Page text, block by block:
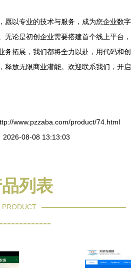
愿以专业的技术与服务，成为您企业数字
无论是初创企业需要搭建首个线上平台，
务拓展，我们都将全力以赴，用代码和创
释放无限商业潜能。欢迎联系我们，开启
www.pzzaba.com/product/74.html
2026-08-08 13:13:03
列表
PRODUCT